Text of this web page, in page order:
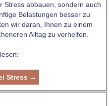
Stress abbauen, sondern auch
Belastungen besser zu
wir daran, Ihnen zu einem
Alltag zu verhelfen.
Stress →